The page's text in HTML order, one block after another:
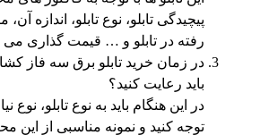
پیچیدگی تابلو، نوع تابلو، اندازه
رفته در تابلو و … قیمت گذاری می
در زمان خرید تابلو برق سه فاز
باید رعایت کنید؟
در این هنگام باید به نوع تابلو، نوع
توجه کنید و نمونه مناسبی از این